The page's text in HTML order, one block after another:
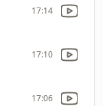
17:14
17:10
17:06